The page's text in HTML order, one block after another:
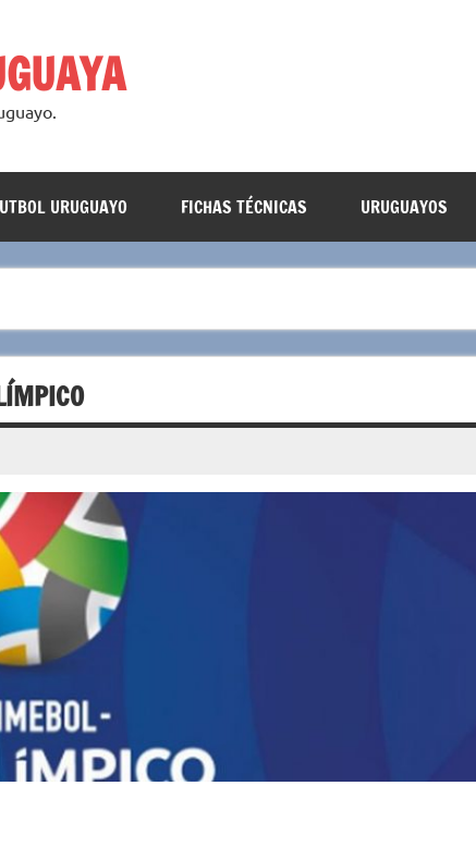
URUGUAYO FICHAS TÉCNICAS URUGUAYOS